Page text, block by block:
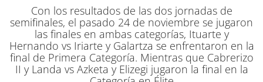
Con los resultados de las dos jornadas de
semifinales, el pasado 24 de noviembre se jugaron
las finales en ambas categorías, Ituarte y
Hernando vs Iriarte y Galartza se enfrentaron en la
final de Primera Categoría. Mientras que Cabrerizo
II y Landa vs Azketa y Elizegi jugaron la final en la